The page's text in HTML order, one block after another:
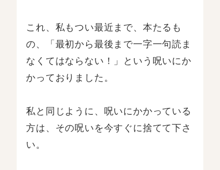
これ、私もつい最近まで、本たるも
の、「最初から最後まで一字一句読ま
なくてはならない！」という呪いにか
かっておりました。
私と同じように、呪いにかかっている
方は、その呪いを今すぐに捨てて下さ
い。